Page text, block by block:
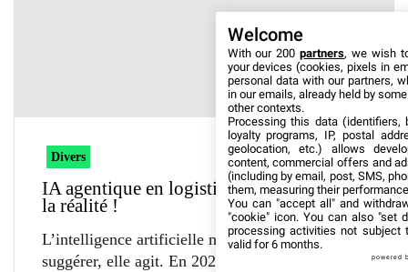
Divers
IA agentique en logistique : de l’utopie à
la réalité !
L’intelligence artificielle ne se contente plus de
suggérer, elle agit. En 2026, l’IA agentique
Welcome
With our 200partners, we wish
your devices (cookies, pixels in
personal data with our partners,
in our emails, already held by
other contexts.
Processing this data (identifiers,
loyalty programs, IP, postal
geolocation, etc.) allows
content, commercial offers and
(including by email, post, SMS,
them, measuring their
You can "accept all" and
"cookie" icon. You can also "set
processing activities not subject
valid for 6 months.
powered